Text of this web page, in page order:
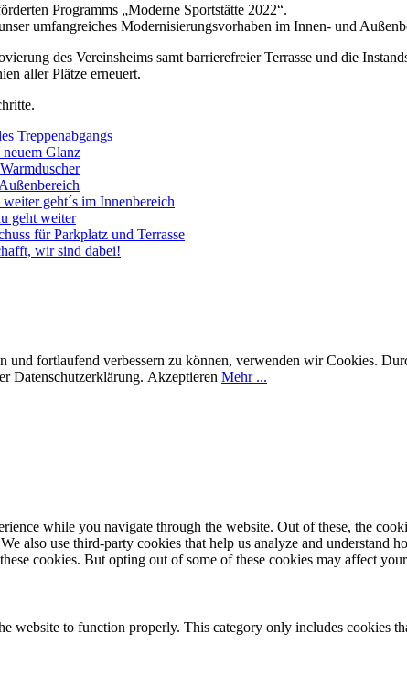
Programms „Moderne Sportstätte 2022“.
umfangreiches Modernisierungsvorhaben im Innen- und
des Vereinsheims samt barrierefreier Terrasse und die
aller Plätze erneuert.
Treppenabgangs
Glanz
geht´s im Innenbereich
geht weiter
für Parkplatz und Terrasse
wir sind dabei!
und fortlaufend verbessern zu können, verwenden wir Cookies.
Datenschutzerklärung. Akzeptieren Mehr ...
while you navigate through the website. Out of these, the
also use third-party cookies that help us analyze and
cookies. But opting out of some of these cookies may affect
website to function properly. This category only includes cookies